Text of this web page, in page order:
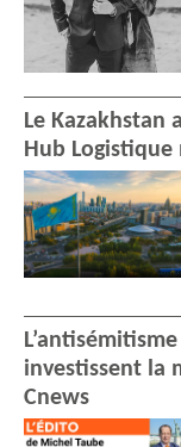
Le Kazakhstan
Hub Logistique
investissent la
Cnews